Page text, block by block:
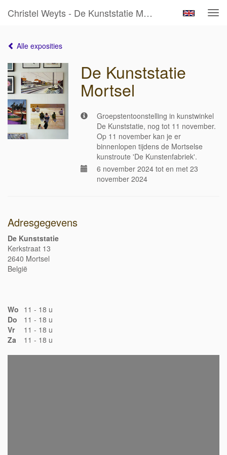
Christel Weyts - De Kunststatie Mortsel
Alle exposities
De Kunststatie
Mortsel
Groepstentoonstelling in kunstwinkel
De Kunststatie, nog tot 11 november.
Op 11 november kan je er
binnenlopen tijdens de Mortselse
kunstroute 'De Kunstenfabriek'.
6 november 2024 tot en met 23
november 2024
Adresgegevens
De Kunststatie
Kerkstraat 13
2640 Mortsel
België
Wo 11 - 18 u
Do
11 - 18 u
Vr
11 - 18 u
Za
11 - 18 u